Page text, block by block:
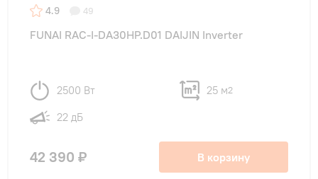
4.9 49
FUNAI RAC-I-DA30HP.D01 DAIJIN Inverter
2500 Вт 25 м2
22 дБ
42 390 ₽ В корзину